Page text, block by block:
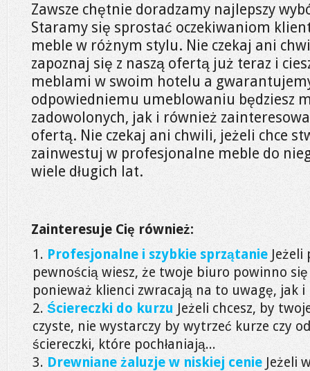
Zawsze chętnie doradzamy najlepszy
Staramy się sprostać oczekiwaniom
meble w różnym stylu. Nie czekaj ani
zapoznaj się z naszą ofertą już teraz i
meblami w swoim hotelu a
odpowiedniemu umeblowaniu będziesz
zadowolonych, jak i również
ofertą. Nie czekaj ani chwili, jeżeli chce
zainwestuj w profesjonalne meble do
wiele długich lat.
Zainteresuje Cię również:
Profesjonalne i szybkie sprzątanie
pewnością wiesz, że twoje biuro powinno
ponieważ klienci zwracają na to uwagę, jak i
Ściereczki do kurzu Jeżeli chcesz, by
czyste, nie wystarczy by wytrzeć kurze czy
ściereczki, które pochłaniają...
Drewniane żaluzje w niskiej cenie Jeżeli